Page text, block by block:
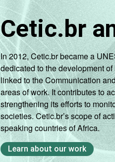
Cetic.br
In 2012, Cetic.br became a
dedicated to the development
linked to the Communication
areas of work. It contributes to
strengthening its efforts to
societies. Cetic.br’s scope of
speaking countries of Africa.
Learn about our work